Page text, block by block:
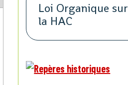
Loi Organique sur
la HAC